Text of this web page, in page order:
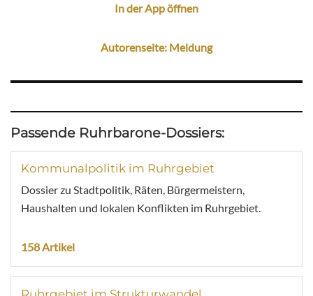
In der App öffnen
Autorenseite: Meldung
Passende Ruhrbarone-Dossiers:
Kommunalpolitik im Ruhrgebiet
Dossier zu Stadtpolitik, Räten, Bürgermeistern,
Haushalten und lokalen Konflikten im Ruhrgebiet.
158 Artikel